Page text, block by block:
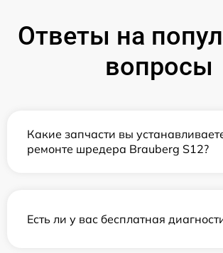
Ответы на
вопросы
Какие запчасти вы
ремонте шредера Brauberg S12?
Есть ли у вас бесплатная